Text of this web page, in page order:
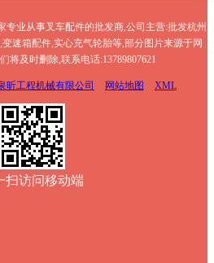
专业从事叉车配件的批发商,公司主营:批发杭州
速箱配件,实心充气轮胎等,部分图片来源于网
将及时删除,联系电话:13789807621
昕工程机械有限公司 网站地图 XML
扫访问移动端